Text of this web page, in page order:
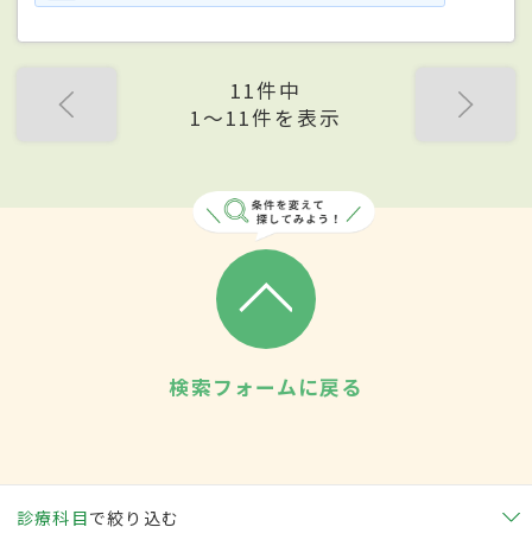
11件中
1〜11件を表示
検索フォームに戻る
診療科目で絞り込む